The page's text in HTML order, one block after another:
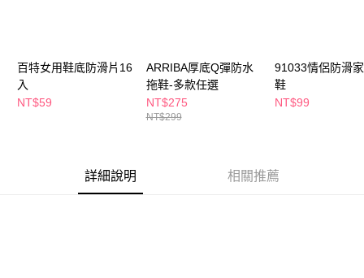
※ 交易是否成功請以「AFTEE先享後付 」之結帳頁面顯示為準，若有關於
是否繳費成功／繳費後需取消欲退款等相關疑問，請聯繫「AFTEE先享後付
客戶支援中心」
https://netprotections.freshdesk.com/support/home
權轉讓予恩沛科技股份有限公司。
２．關於個人資料處理事宜，請瀏覽以下網址：
付款後萊爾富取貨
每筆NT$65，滿NT$490(含以上)免運費
付款後7-11取貨
每筆NT$65，滿NT$490(含以上)免運費
百特女用鞋底防滑片16
入
NT$59
ARRIBA厚底Q彈防水
拖鞋-多款任選
NT$275
NT$299
91033情侶防滑
鞋
NT$99
詳細說明 相關推薦